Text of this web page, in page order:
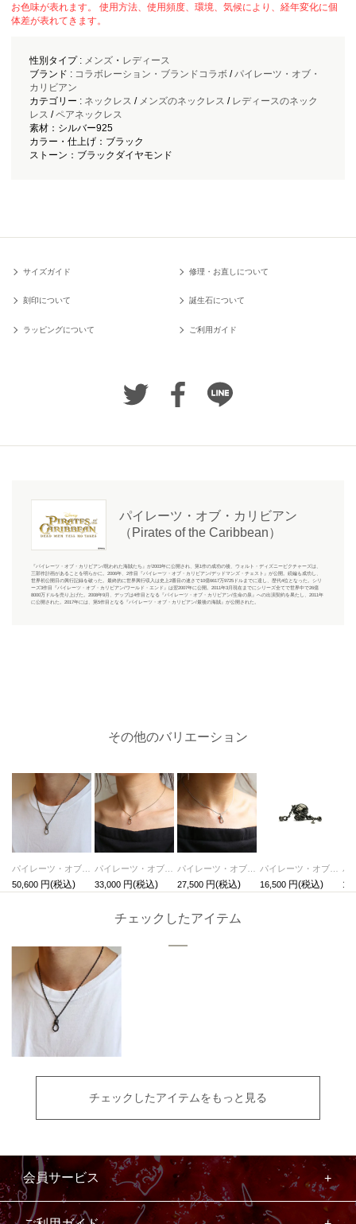
お色味が表れます。 使用方法、使用頻度、環境、気候により、経年変化に個
体差が表れてきます。
性別タイプ : メンズ・ レディース
ブランド : コラボレーション・ブランドコラボ/パイレーツ・オブ・
カリビアン
カテゴリー : ネックレス / メンズのネックレス / レディースのネック
レス /ペアネックレス
素材：シルバー925
カラー・仕上げ：ブラック
ストーン：ブラックダイヤモンド
サイズガイド 修理・お直しについて
刻印について 誕生石について
ラッピングについて ご利用ガイド
パイレーツ・オブ・カリビアン
（Pirates of the Caribbean）
『パイレーツ・オブ・カリビアン/呪われた海賊たち』が2003年に公開され、第1作の成功の後、ウォルト・ディズニーピクチャーズは、
三部作計画があることを明らかに。2006年、2作目『パイレーツ・オブ・カリビアン/デッドマンズ・チェスト』が公開。続編も成功し、
世界初公開日の興行記録を破った。最終的に世界興行収入は史上2番目の速さで10億6617万9725ドルまでに達し、歴代4位となった。シリ
ーズ3作目『パイレーツ・オブ・カリビアン/ワールド・エンド』は翌2007年に公開。2011年3月現在までにシリーズ全てで世界中で26億
8000万ドルを売り上げた。2008年9月、デップは4作目となる『パイレーツ・オブ・カリビアン/生命の泉』への出演契約を果たし、2011年
に公開された。2017年には、第5作目となる『パイレーツ・オブ・カリビアン/最後の海賊』が公開された。
その他のバリエーション
パイレーツ・オブ・カリビアン/ワールド・エンドロープネックレスM-シルバー
50,600
パイレーツ・オブ・カリビアン/ワールド・エンドロープネックレスS-ゴールド
33,000
パイレーツ・オブ・カリビアン/ワールド・エンドロープネックレスS-シルバー
27,500
パイレーツ・オブ・カリビアン/ワールド・エンドスカルピアス-ブラック/片耳
16,500
チェックしたアイテム
チェックしたアイテムをもっと見る
会員サービス